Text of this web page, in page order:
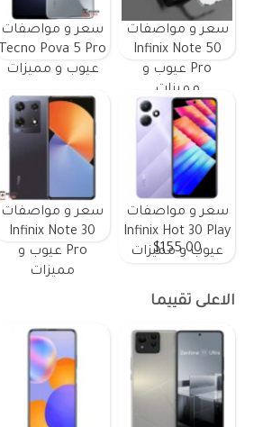
سعر و مواصفات
Infinix Note 50
Pro عيوب و
مميزات
سعر و مواصفات
Tecno Pova 5 Pro
عيوب و مميزات
سعر و مواصفات
Infinix Hot 30 Play
عيوب و مميزات
$155.00
سعر و مواصفات
Infinix Note 30
Pro عيوب و
مميزات
الاعلى تقييما